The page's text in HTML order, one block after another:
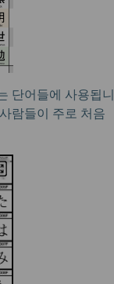
단어들에 사용됩니
람들이 주로 처음